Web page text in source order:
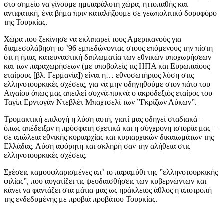
στο σημείο να γίνουμε ημιπαράλυτη χώρα, ηττοπαθής και
αντιφατική, ένα βήμα πριν καταλήξουμε σε γεωπολιτικό δορυφόρο
της Τουρκίας.
Χώρα που ξεκίνησε να εκλιπαρεί τους Αμερικανούς για
διαμεσολάβηση το ’96 εμπεδώνοντας στους επόμενους την πίστη
ότι η ήπια, κατευναστική διπλωματία των εθνικών υποχωρήσεων
και των παραχωρήσεων (με υποβολείς τις ΗΠΑ και Ευρωπαίους
εταίρους [βλ. Γερμανία]) είναι η… εθνοσωτήριος λύση στις
ελληνοτουρκικές σχέσεις, για να μην οδηγηθούμε στον πάτο του
Αιγαίου όπως μας απειλεί συχνά-πυκνά ο ακροδεξιός εταίρος του
Ταγίπ Ερντογάν Ντεβλέτ Μπαχτσελί των ”Γκρίζων Λύκων”.
Τρομακτική επιλογή η λύση αυτή, γιατί μας οδηγεί σταδιακά –
όπως απέδειξαν η πρόσφατη σχετικά και η σύγχρονη ιστορία μας –
σε απώλεια εθνικής κυριαρχίας και κυριαρχικών δικαιωμάτων της
Ελλάδας. Λύση αφόρητη και σκληρή σαν την αλήθεια στις
ελληνοτουρκικές σχέσεις.
Σχέσεις καμουφλαρισμένες απ’ το παραμύθι της ”ελληνοτουρκικής
φιλίας”, που αυγατίζει τις ψευδαισθήσεις των κυβερνώντων και
κάνει να φαντάζει στα μάτια μας ως ηράκλειος άθλος η αποτροπή
της ενδεδυμένης με προβιά προβάτου Τουρκίας.